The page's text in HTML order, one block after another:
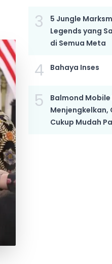
3
5 Jungle
Legends yang
di Semua Meta
4 Bahaya Inses
5
Balmond
Menjengkelkan,
Cukup Mudah